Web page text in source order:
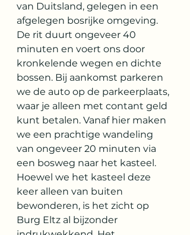
van Duitsland, gelegen in een
afgelegen bosrijke omgeving.
De rit duurt ongeveer 40
minuten en voert ons door
kronkelende wegen en dichte
bossen. Bij aankomst parkeren
we de auto op de parkeerplaats,
waar je alleen met contant geld
kunt betalen. Vanaf hier maken
we een prachtige wandeling
van ongeveer 20 minuten via
een bosweg naar het kasteel.
Hoewel we het kasteel deze
keer alleen van buiten
bewonderen, is het zicht op
Burg Eltz al bijzonder